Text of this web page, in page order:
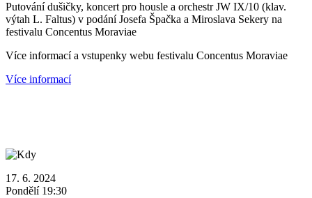
Putování dušičky, koncert pro housle a orchestr JW IX/10 (klav.
výtah L. Faltus) v podání Josefa Špačka a Miroslava Sekery na
festivalu Concentus Moraviae
Více informací a vstupenky webu festivalu Concentus Moraviae
Více informací
17. 6. 2024
Pondělí 19:30